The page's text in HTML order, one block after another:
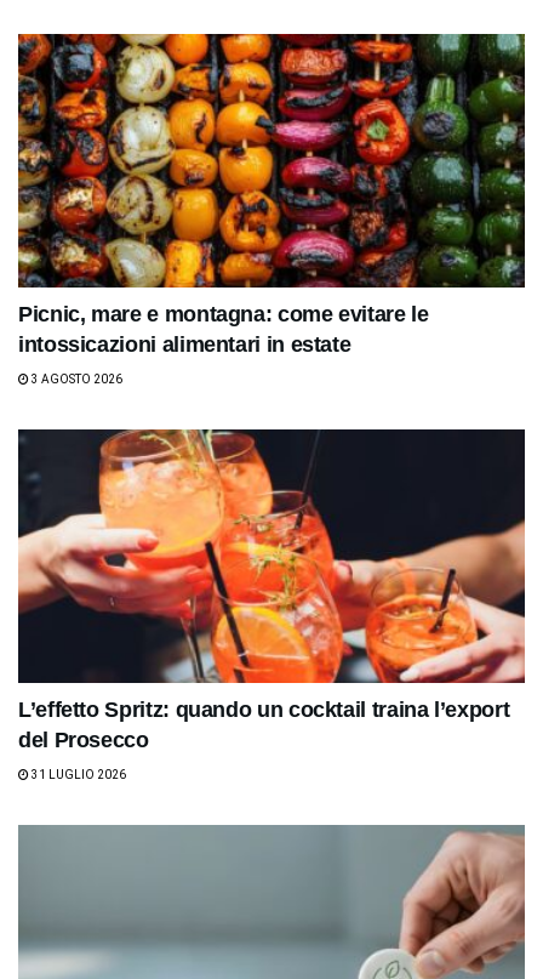
Picnic, mare e montagna: come evitare le
intossicazioni alimentari in estate
3 AGOSTO 2026
L’effetto Spritz: quando un cocktail traina l’export
del Prosecco
31 LUGLIO 2026